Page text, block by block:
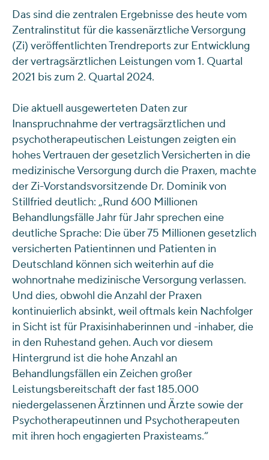
Das sind die zentralen Ergebnisse des heute vom
Zentralinstitut für die kassenärztliche Versorgung
(Zi) veröffentlichten Trendreports zur Entwicklung
der vertragsärztlichen Leistungen vom 1. Quartal
2021 bis zum 2. Quartal 2024.
Die aktuell ausgewerteten Daten zur
Inanspruchnahme der vertragsärztlichen und
psychotherapeutischen Leistungen zeigten ein
hohes Vertrauen der gesetzlich Versicherten in die
medizinische Versorgung durch die Praxen, machte
der Zi-Vorstandsvorsitzende Dr. Dominik von
Stillfried deutlich: „Rund 600 Millionen
Behandlungsfälle Jahr für Jahr sprechen eine
deutliche Sprache: Die über 75 Millionen gesetzlich
versicherten Patientinnen und Patienten in
Deutschland können sich weiterhin auf die
wohnortnahe medizinische Versorgung verlassen.
Und dies, obwohl die Anzahl der Praxen
kontinuierlich absinkt, weil oftmals kein Nachfolger
in Sicht ist für Praxisinhaberinnen und -inhaber, die
in den Ruhestand gehen. Auch vor diesem
Hintergrund ist die hohe Anzahl an
Behandlungsfällen ein Zeichen großer
Leistungsbereitschaft der fast 185.000
niedergelassenen Ärztinnen und Ärzte sowie der
Psychotherapeutinnen und Psychotherapeuten
mit ihren hoch engagierten Praxisteams.“